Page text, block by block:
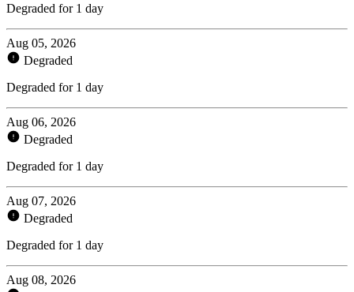
Degraded for 1 day
Aug 05, 2026
Degraded
Degraded for 1 day
Aug 06, 2026
Degraded
Degraded for 1 day
Aug 07, 2026
Degraded
Degraded for 1 day
Aug 08, 2026